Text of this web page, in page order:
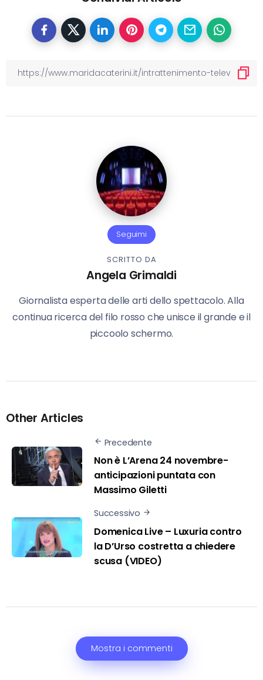
Seguimi
SCRITTO DA
Angela Grimaldi
Giornalista esperta delle arti dello spettacolo. Alla
continua ricerca del filo rosso che unisce il grande e il
piccoolo schermo.
Other Articles
Precedente
Non è L’Arena 24 novembre-
anticipazioni puntata con
Massimo Giletti
Successivo
Domenica Live – Luxuria contro
la D’Urso costretta a chiedere
scusa (VIDEO)
Mostra i commenti